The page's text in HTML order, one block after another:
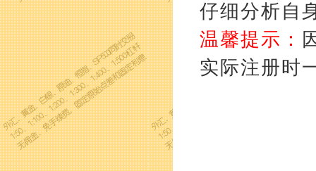
仔细分析自
温馨提示：
实际注册时